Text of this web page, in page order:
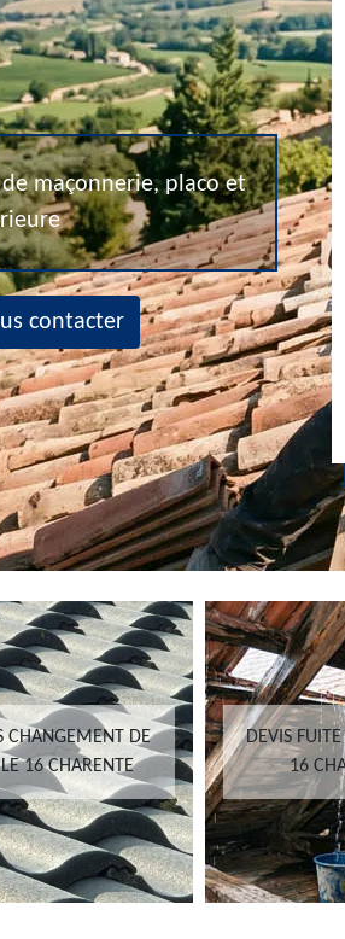
maçonnerie, placo et
contacter
CHANGEMENT DE
16 CHARENTE
DEVIS
16